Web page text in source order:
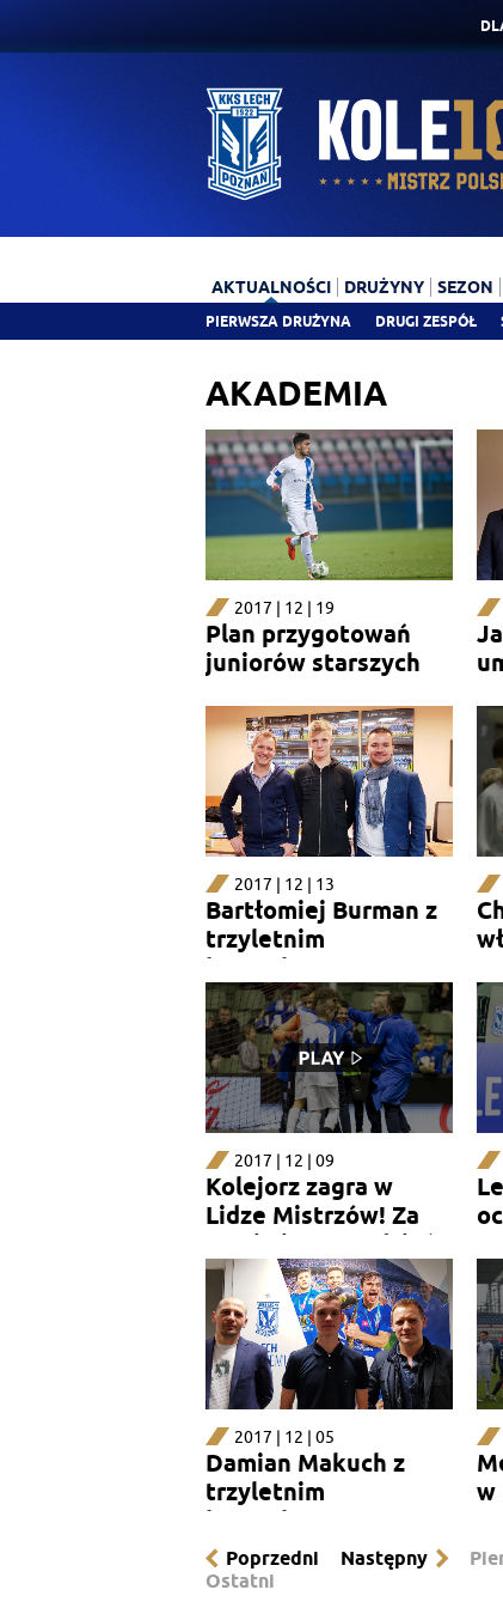
AKTUALNOŚCI
PIERWSZA DRUŻYNA DRUGI ZESPÓŁ
DRUŻYNY SEZON
AKADEMIA
2017 | 12 | 19
Plan przygotowań
juniorów starszych
2017 | 12 | 13
Bartłomiej Burman z
trzyletnim
kontraktem
2017 | 12 | 09
Kolejorz zagra w
Lidze Mistrzów! Za
nami pierwszy dzień
Xiaomi Lech Cup
2017 | 12 | 05
Damian Makuch z
trzyletnim
kontraktem
w
Poprzedni Następny
Ostatni